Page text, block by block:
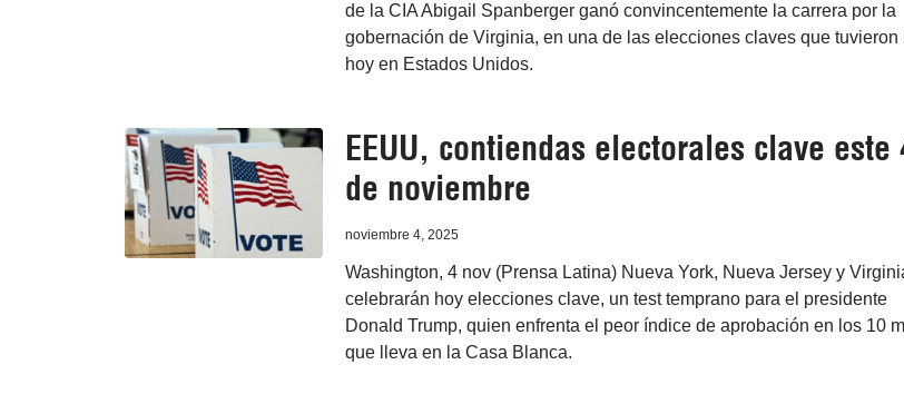
de la CIA Abigail Spanberger ganó convincentemente la carrera por la
gobernación de Virginia, en una de las elecciones claves que tuvieron
hoy en Estados Unidos.
EEUU, contiendas electorales clave este
de noviembre
noviembre 4, 2025
Washington, 4 nov (Prensa Latina) Nueva York, Nueva Jersey y
celebrarán hoy elecciones clave, un test temprano para el presidente
Donald Trump, quien enfrenta el peor índice de aprobación en los 10
que lleva en la Casa Blanca.